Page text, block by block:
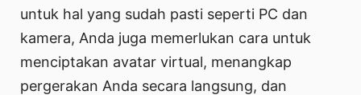
untuk hal yang sudah pasti seperti PC dan
kamera, Anda juga memerlukan cara untuk
menciptakan avatar virtual, menangkap
pergerakan Anda secara langsung, dan